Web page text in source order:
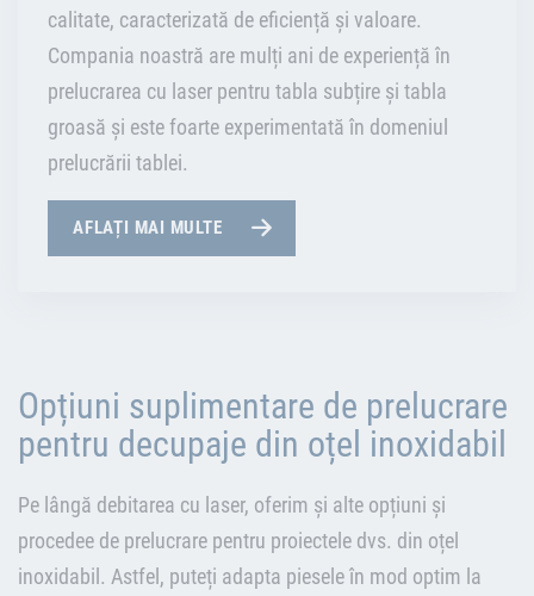
calitate, caracterizată de eficiență și valoare.
Compania noastră are mulți ani de experiență în
prelucrarea cu laser pentru tabla subțire și tabla
groasă și este foarte experimentată în domeniul
prelucrării tablei.
AFLAȚI MAI MULTE
Opțiuni suplimentare de prelucrare
pentru decupaje din oțel inoxidabil
Pe lângă debitarea cu laser, oferim și alte opțiuni și
procedee de prelucrare pentru proiectele dvs. din oțel
inoxidabil. Astfel, puteți adapta piesele în mod optim la